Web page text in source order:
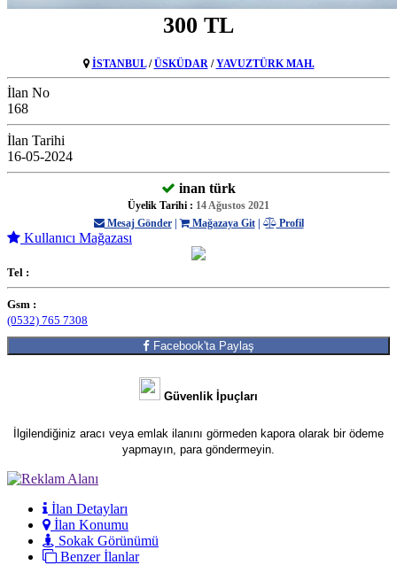
300 TL
İSTANBUL/ÜSKÜDAR/YAVUZTÜRK MAH.
İlan No
168
İlan Tarihi
16-05-2024
inan türk
Üyelik Tarihi : 14 Ağustos 2021
Mesaj Gönder| Mağazaya Git| Profil
Kullanıcı Mağazası
Tel :
Gsm :
(0532) 765 7308
Facebook'ta Paylaş
Güvenlik İpuçları
İlgilendiğiniz aracı veya emlak ilanını görmeden kapora olarak bir ödeme
yapmayın, para göndermeyin.
İlan Detayları
İlan Konumu
Sokak Görünümü
Benzer İlanlar